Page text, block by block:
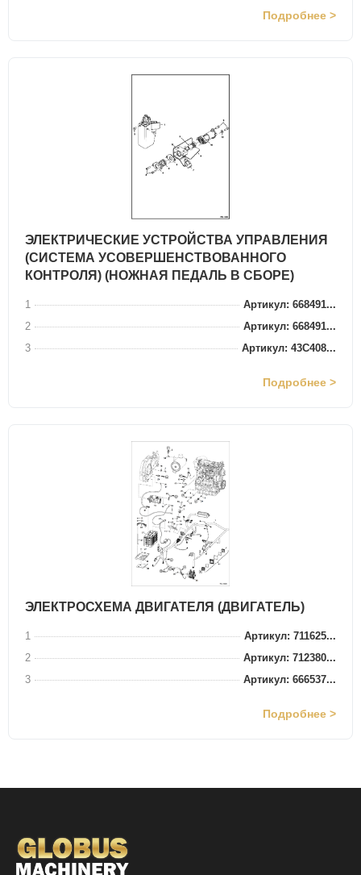
Подробнее >
ЭЛЕКТРИЧЕСКИЕ УСТРОЙСТВА УПРАВЛЕНИЯ
(СИСТЕМА УСОВЕРШЕНСТВОВАННОГО
КОНТРОЛЯ) (НОЖНАЯ ПЕДАЛЬ В СБОРЕ)
1
Артикул: 668491...
2
Артикул: 668491...
3
Артикул: 43C408...
Подробнее >
ЭЛЕКТРОСХЕМА ДВИГАТЕЛЯ (ДВИГАТЕЛЬ)
1
Артикул: 711625...
2
Артикул: 712380...
3
Артикул: 666537...
Подробнее >